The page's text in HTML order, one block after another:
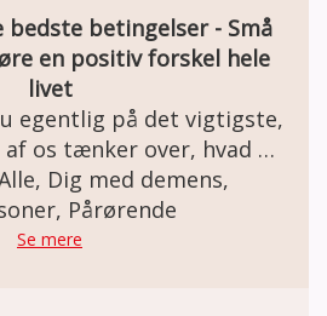
kan være egenbetaling
aktiviteter såsom
foredrag m.m.
fra gang til gang til
Lillebælt på tlf. 22 80
eller på mail:
bedste betingelser - Små
en positiv forskel hele
livet
egentlig på det vigtigste,
holder kroppen i gang, og
Men hvor ofte tænker vi
for? Hjernen er
Dig med demens,
Pårørende
Se mere